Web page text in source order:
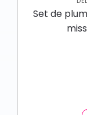
Set de